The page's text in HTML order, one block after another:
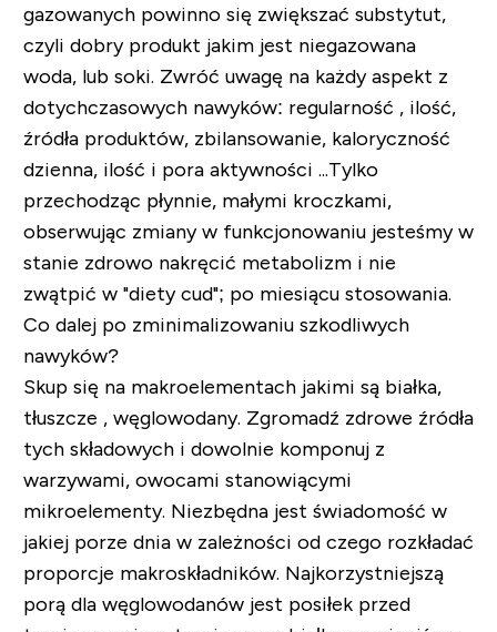
gazowanych powinno się zwiększać substytut,
czyli dobry produkt jakim jest niegazowana
woda, lub soki. Zwróć uwagę na każdy aspekt z
dotychczasowych nawyków: regularność , ilość,
źródła produktów, zbilansowanie, kaloryczność
dzienna, ilość i pora aktywności ...Tylko
przechodząc płynnie, małymi kroczkami,
obserwując zmiany w funkcjonowaniu jesteśmy w
stanie zdrowo nakręcić metabolizm i nie
zwątpić w "diety cud"; po miesiącu stosowania.
Co dalej po zminimalizowaniu szkodliwych
nawyków?
Skup się na makroelementach jakimi są białka,
tłuszcze , węglowodany. Zgromadź zdrowe źródła
tych składowych i dowolnie komponuj z
warzywami, owocami stanowiącymi
mikroelementy. Niezbędna jest świadomość w
jakiej porze dnia w zależności od czego rozkładać
proporcje makroskładników. Najkorzystniejszą
porą dla węglowodanów jest posiłek przed